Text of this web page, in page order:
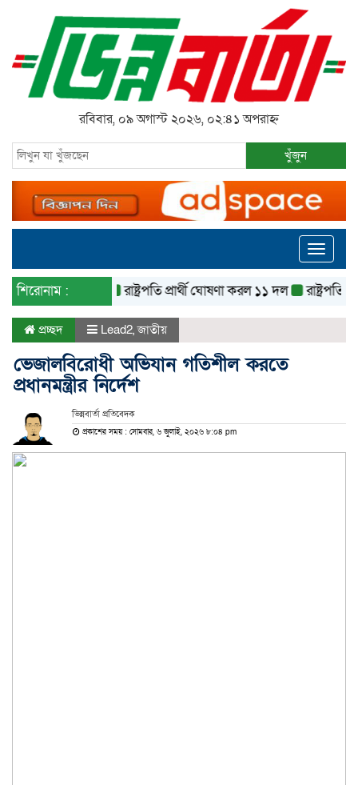
রবিবার, ০৯ অগাস্ট ২০২৬, ০২:৪১ অপরাহ্ন
খুঁজুন
Toggle
শিরোনাম : রাষ্ট্রপতি প্রার্থী ঘোষণা করল ১১ দল রাষ্ট্রপতি
প্রচ্ছদ Lead2,জাতীয়
ভেজালবিরোধী অভিযান গতিশীল করতে
প্রধানমন্ত্রীর নির্দেশ
ভিন্নবার্তা প্রতিবেদক
প্রকাশের সময় : সোমবার, ৬ জুলাই, ২০২৬ ৮:০৪ pm